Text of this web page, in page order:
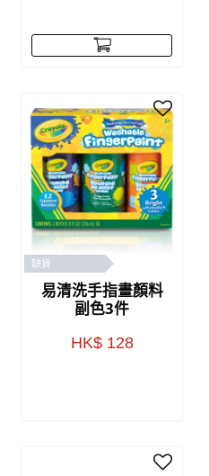
缺貨
易清洗手指畫顏料
副色3件
HK$ 128